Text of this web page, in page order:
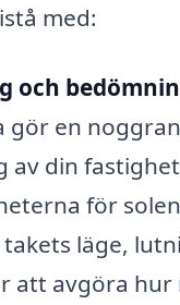
med:
och
gör en
av din
för
läge,
att avgöra hur